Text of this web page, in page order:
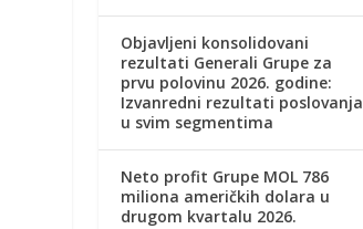
Objavljeni konsolidovani
rezultati Generali Grupe za
prvu polovinu 2026. godine:
Izvanredni rezultati poslovanja
u svim segmentima
Neto profit Grupe MOL 786
miliona američkih dolara u
drugom kvartalu 2026.